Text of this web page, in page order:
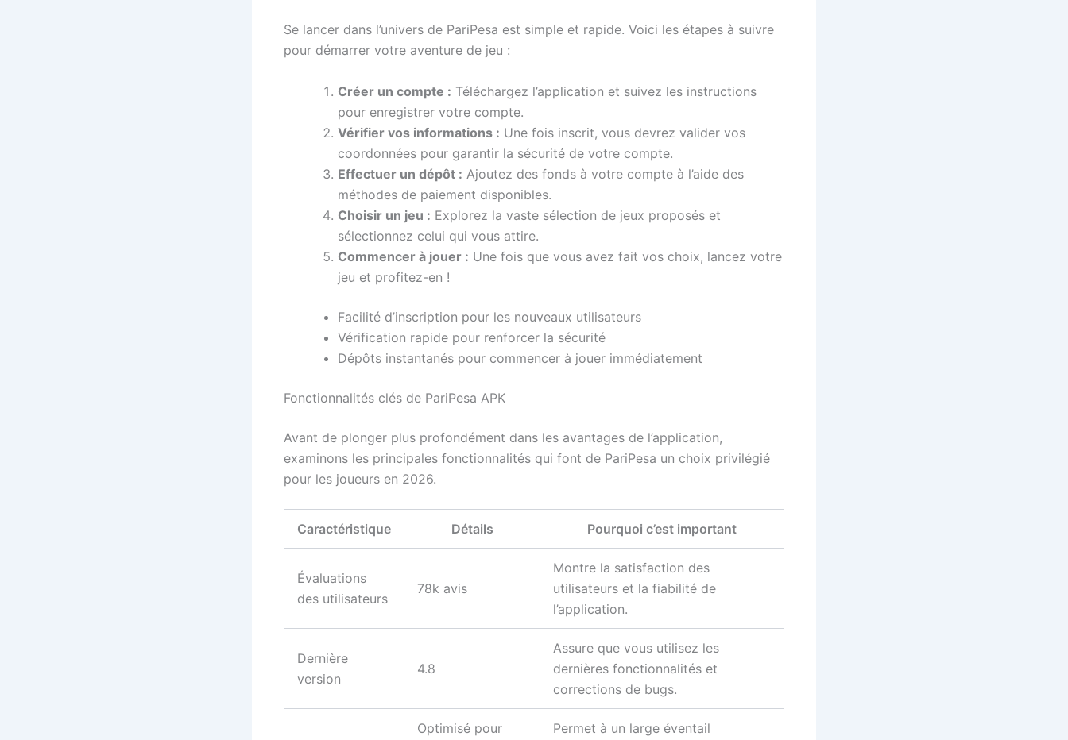
Se lancer dans l’univers de PariPesa est simple et rapide. Voici les étapes à suivre
pour démarrer votre aventure de jeu :
Créer un compte : Téléchargez l’application et suivez les instructions
pour enregistrer votre compte.
Vérifier vos informations : Une fois inscrit, vous devrez valider vos
coordonnées pour garantir la sécurité de votre compte.
Effectuer un dépôt : Ajoutez des fonds à votre compte à l’aide des
méthodes de paiement disponibles.
Choisir un jeu : Explorez la vaste sélection de jeux proposés et
sélectionnez celui qui vous attire.
Commencer à jouer : Une fois que vous avez fait vos choix, lancez votre
jeu et profitez-en !
Facilité d’inscription pour les nouveaux utilisateurs
Vérification rapide pour renforcer la sécurité
Dépôts instantanés pour commencer à jouer immédiatement
Fonctionnalités clés de PariPesa APK
Avant de plonger plus profondément dans les avantages de l’application,
examinons les principales fonctionnalités qui font de PariPesa un choix privilégié
pour les joueurs en 2026.
Caractéristique Détails Pourquoi c’est important
Évaluations
des utilisateurs
78k avis
Montre la satisfaction des
utilisateurs et la fiabilité de
l’application.
Dernière
version
4.8
Assure que vous utilisez les
dernières fonctionnalités et
corrections de bugs.
Optimisé pour
Permet à un large éventail